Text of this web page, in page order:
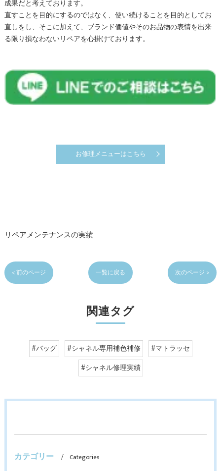
成果だと考えております。
直すことを目的にするのではなく、使い続けることを目的としてお
直しをし、そこに加えて、ブランド価値やそのお品物の表情を出来
る限り損なわないリペアを心掛けております。
お修理メニューはこちら
リペアメンテナンスの実績
< 前のページ 一覧に戻る 次のページ >
関連タグ
#バッグ #シャネル専用補色補修
#マトラッセ
#シャネル修理実績
カテゴリー
Categories